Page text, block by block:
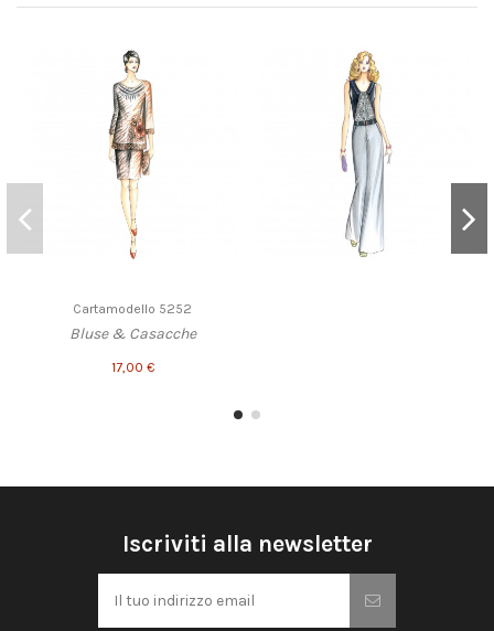
Cartamodello 5252
Bluse & Casacche
17,00 €
Iscriviti alla newsletter